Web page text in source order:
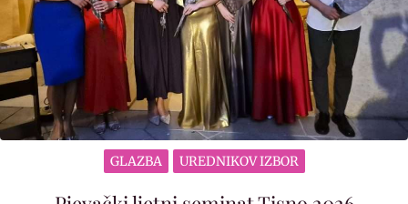
GLAZBA UREDNIKOV IZBOR